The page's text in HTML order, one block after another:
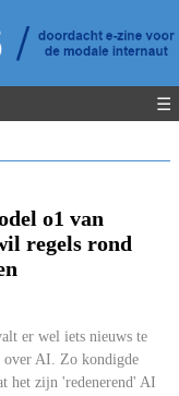
☰
o1 van
regels rond
er wel iets nieuws te
over AI. Zo kondigde
het zijn 'redenerend' AI